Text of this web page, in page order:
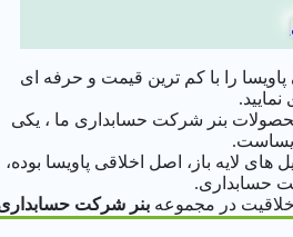
را با کم ترین قیمت و حرفه ای
بنر شرکت حسابداری ما ، یکی
های لایه باز، اصل اخلاقی پاویسا بوده،
حسابداری.
در مجموعهبنر شرکت حسابداری